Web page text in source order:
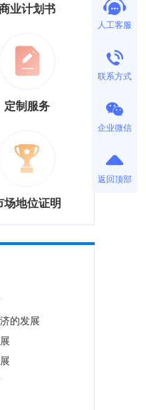
业计划书
定制服务
场地位证明
的发展
人工客服
联系方式
企业微信
返回顶部